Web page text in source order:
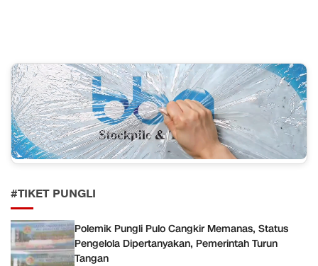
#TIKET PUNGLI
Polemik Pungli Pulo Cangkir Memanas, Status
Pengelola Dipertanyakan, Pemerintah Turun
Tangan